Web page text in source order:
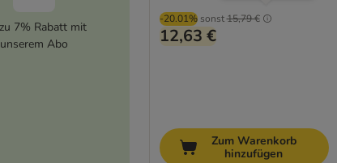
7% Rabatt mit
unserem Abo
-20.01% sonst15,79 €
12,63 €
Zum Warenkorb
hinzufügen